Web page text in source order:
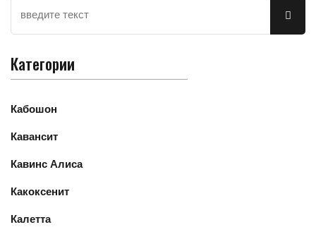
Категории
Кабошон
Кавансит
Кавинс Алиса
Какоксенит
Калетта